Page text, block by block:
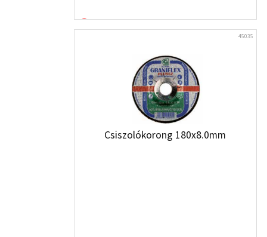
45035
Csiszolókorong 180x8.0mm